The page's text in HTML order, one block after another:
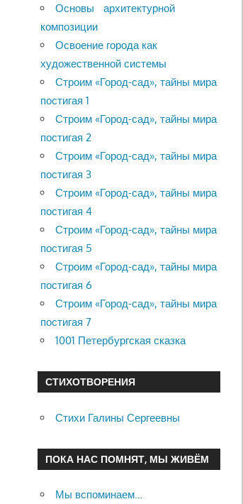
Основы архитектурной
композиции
Освоение города как
художественной системы
Строим «Город-сад», тайны мира
постигая 1
Строим «Город-сад», тайны мира
постигая 2
Строим «Город-сад», тайны мира
постигая 3
Строим «Город-сад», тайны мира
постигая 4
Строим «Город-сад», тайны мира
постигая 5
Строим «Город-сад», тайны мира
постигая 6
Строим «Город-сад», тайны мира
постигая 7
1001 Петербургская сказка
СТИХОТВОРЕНИЯ
Стихи Галины Сергеевны
ПОКА НАС ПОМНЯТ, МЫ ЖИВЁМ
Мы вспоминаем…